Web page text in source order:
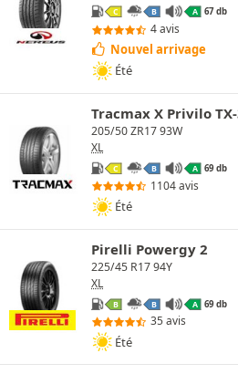
C B A 67 db
4 avis
Nouvel arrivage
Été
Tracmax X Privilo
205/50 ZR17 93W
XL
C B A 69 db
1104 avis
Été
Pirelli Powergy 2
225/45 R17 94Y
XL
B B A 69 db
35 avis
Été